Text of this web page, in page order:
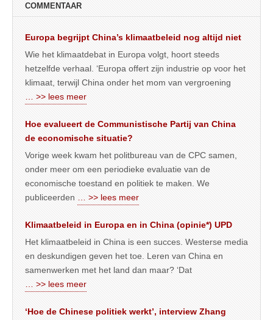
COMMENTAAR
Europa begrijpt China’s klimaatbeleid nog altijd niet
Wie het klimaatdebat in Europa volgt, hoort steeds
hetzelfde verhaal. ‘Europa offert zijn industrie op voor het
klimaat, terwijl China onder het mom van vergroening
… >> lees meer
Hoe evalueert de Communistische Partij van China
de economische situatie?
Vorige week kwam het politbureau van de CPC samen,
onder meer om een periodieke evaluatie van de
economische toestand en politiek te maken. We
publiceerden
… >> lees meer
Klimaatbeleid in Europa en in China (opinie*) UPD
Het klimaatbeleid in China is een succes. Westerse media
en deskundigen geven het toe. Leren van China en
samenwerken met het land dan maar? ‘Dat
… >> lees meer
‘Hoe de Chinese politiek werkt’, interview Zhang